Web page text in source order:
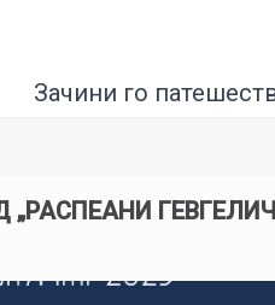
Зачини го
„РАСПЕАНИ